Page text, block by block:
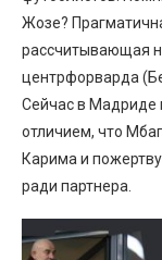
Жозе?
рассчитывающая
центрфорварда
Сейчас в Мадриде
отличием, что
Карима и
ради партнера.